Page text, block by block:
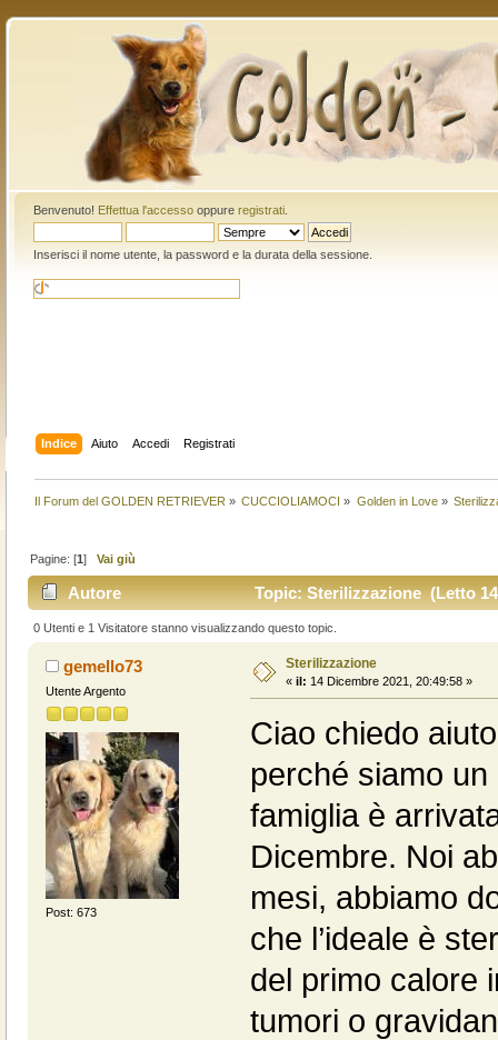
Benvenuto! Effettua l'accessooppure registrati.
Inserisci il nome utente, la password e la durata della sessione.
Indice Aiuto Accedi Registrati
Il Forum del GOLDEN RETRIEVER » CUCCIOLIAMOCI » Golden in Love»
Pagine: [1]Vai giù
Autore Topic: Sterilizzazione (Letto
0 Utenti e 1 Visitatore stanno visualizzando questo topic.
gemello73
Utente Argento
Post: 673
Sterilizzazione
« il: 14 Dicembre 2021, 20:49:58 »
Ciao chiedo
perché siamo un
famiglia è
Dicembre. Noi
mesi, abbiamo
che l’ideale è
del primo calore
tumori o